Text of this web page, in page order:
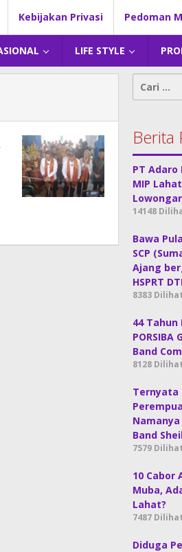
Kebijakan Privasi Pedoman
LIFE STYLE
Cari
untuk:
Berita
PT Adaro
MIP
14148
Bawa
SCP
Ajang
HSPRT
8383 Dilihat
44
PORSIBA
Band
8128 Dilihat
Ternyata
Band
7579 Dilihat
10 Cabor
Muba,
Lahat?
7487 Dilihat
Diduga